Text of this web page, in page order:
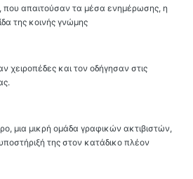
που απαιτούσαν τα μέσα ενημέρωσης, η
της κοινής γνώμης
χειροπέδες και τον οδήγησαν στις
μια μικρή ομάδα γραφικών ακτιβιστών,
της στον κατάδικο πλέον